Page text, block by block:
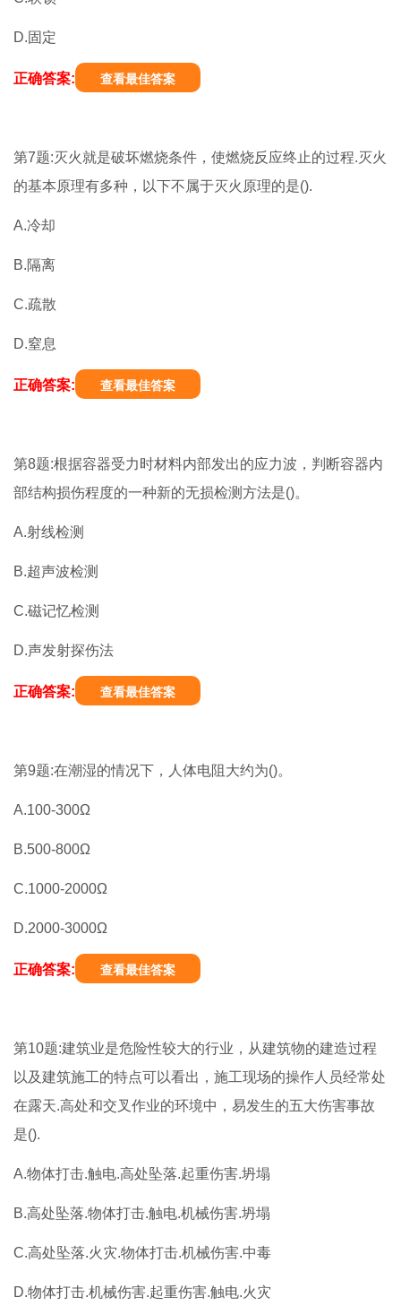
D.固定
正确答案: 查看最佳答案
第7题:灭火就是破坏燃烧条件，使燃烧反应终止的过程.灭火
的基本原理有多种，以下不属于灭火原理的是().
A.冷却
B.隔离
C.疏散
D.窒息
正确答案: 查看最佳答案
第8题:根据容器受力时材料内部发出的应力波，判断容器内
部结构损伤程度的一种新的无损检测方法是()。
A.射线检测
B.超声波检测
C.磁记忆检测
D.声发射探伤法
正确答案: 查看最佳答案
第9题:在潮湿的情况下，人体电阻大约为()。
A.100-300Ω
B.500-800Ω
C.1000-2000Ω
D.2000-3000Ω
正确答案: 查看最佳答案
第10题:建筑业是危险性较大的行业，从建筑物的建造过程
以及建筑施工的特点可以看出，施工现场的操作人员经常处
在露天.高处和交叉作业的环境中，易发生的五大伤害事故
是().
A.物体打击.触电.高处坠落.起重伤害.坍塌
B.高处坠落.物体打击.触电.机械伤害.坍塌
C.高处坠落.火灾.物体打击.机械伤害.中毒
D.物体打击.机械伤害.起重伤害.触电.火灾